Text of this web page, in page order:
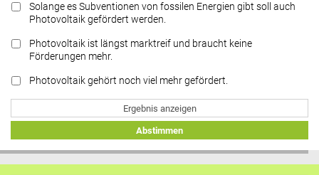
Solange es Subventionen von fossilen Energien gibt soll auch
Photovoltaik gefördert werden.
Photovoltaik ist längst marktreif und braucht keine
Förderungen mehr.
Photovoltaik gehört noch viel mehr gefördert.
Ergebnis anzeigen
Abstimmen